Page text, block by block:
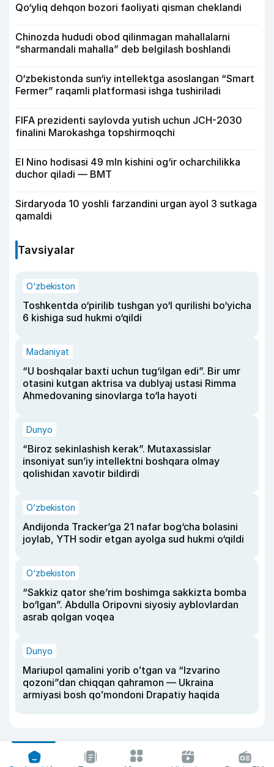
Qo‘yliq dehqon bozori faoliyati qisman cheklandi
Chinozda hududi obod qilinmagan mahallalarni
“sharmandali mahalla” deb belgilash boshlandi
O‘zbekistonda sun‘iy intellektga asoslangan “Smart
Fermer” raqamli platformasi ishga tushiriladi
FIFA prezidenti saylovda yutish uchun JCH-2030
finalini Marokashga topshirmoqchi
El Nino hodisasi 49 mln kishini og‘ir ocharchilikka
duchor qiladi — BMT
Sirdaryoda 10 yoshli farzandini urgan ayol 3 sutkaga
qamaldi
Tavsiyalar
O‘zbekiston
Toshkentda o‘pirilib tushgan yo‘l qurilishi bo‘yicha
6 kishiga sud hukmi o‘qildi
Madaniyat
“U boshqalar baxti uchun tug‘ilgan edi”. Bir umr
otasini kutgan aktrisa va dublyaj ustasi Rimma
Ahmedovaning sinovlarga to‘la hayoti
Dunyo
“Biroz sekinlashish kerak”. Mutaxassislar
insoniyat sun’iy intellektni boshqara olmay
qolishidan xavotir bildirdi
O‘zbekiston
Andijonda Tracker’ga 21 nafar bog‘cha bolasini
joylab, YTH sodir etgan ayolga sud hukmi o‘qildi
O‘zbekiston
“Sakkiz qator she’rim boshimga sakkizta bomba
bo‘lgan”. Abdulla Oripovni siyosiy ayblovlardan
asrab qolgan voqea
Dunyo
Mariupol qamalini yorib oʻtgan va “Izvarino
qozoni”dan chiqqan qahramon — Ukraina
armiyasi bosh qoʻmondoni Drapatiy haqida